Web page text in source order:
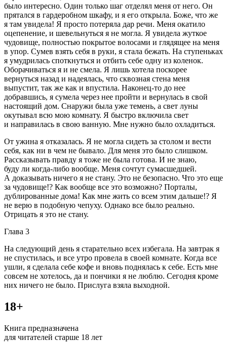
было интересно. Один только шаг отделял меня от него. Он
прятался в гардеробном шкафу, и я его открыла. Боже, что же
я там увидела! Я просто потеряла дар речи. Меня окатило
оцепенение, и шевельнуться я не могла. Я увидела жуткое
чудовище, полностью покрытое волосами и глядящее на меня
в упор. Сумев взять себя в руки, я стала бежать. На ступеньках
я умудрилась споткнуться и отбить себе одну из коленок.
Оборачиваться я и не смела. Я лишь хотела поскорее
вернуться назад и надеялась, что сквозная стена меня
выпустит, так же как и впустила. Наконец-то до нее
добравшись, я сумела через нее пройти и вернулась в свой
настоящий дом. Снаружи была уже темень, а свет луны
окутывал всю мою комнату. Я быстро включила свет
и направилась в свою ванную. Мне нужно было охладиться.
От ужина я отказалась. Я не могла сидеть за столом и вести
себя, как ни в чем не бывало. Для меня это было слишком.
Рассказывать правду я тоже не была готова. И не знаю,
буду ли когда-либо вообще. Меня сочтут сумасшедшей.
А доказывать ничего я не стану. Это не безопасно. Что это еще
за чудовище!? Как вообще все это возможно? Порталы,
дублированные дома! Как мне жить со всем этим дальше!? Я
не верю в подобную чепуху. Однако все было реально.
Отрицать я это не стану.
Глава 3
На следующий день я старательно всех избегала. На завтрак я
не спустилась, и все утро провела в своей комнате. Когда все
ушли, я сделала себе кофе и вновь поднялась к себе. Есть мне
совсем не хотелось, да и пончики я не люблю. Сегодня кроме
них ничего не было. Прислуга взяла выходной.
18+
Книга предназначена
для читателей старше 18 лет